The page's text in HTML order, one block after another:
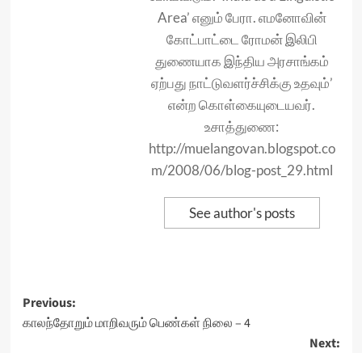
Area’ எனும் பேரா. எமனோவின்
கோட்பாட்டை ரோமன் இலிபி
துணையாக இந்திய அரசாங்கம்
ஏற்பது நாட்டுவளர்ச்சிக்கு உதவும்’
என்ற கொள்கையுடையவர்.
உசாத்துணை:
http://muelangovan.blogspot.co
m/2008/06/blog-post_29.html
See author's posts
Post
navigation
Previous:
காலந்தோறும் மாறிவரும் பெண்கள் நிலை – 4
Next: